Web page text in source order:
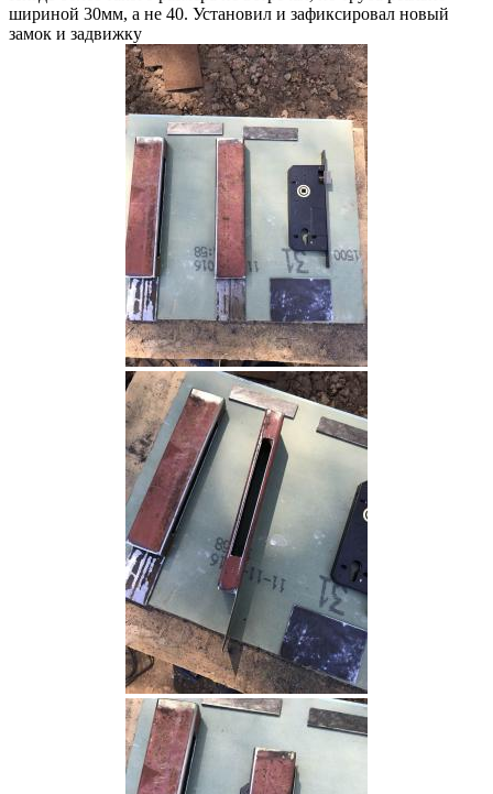
шириной 30мм, а не 40. Установил и зафиксировал новый
замок и задвижку